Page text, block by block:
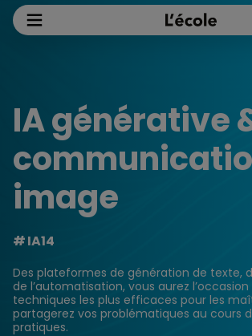
IA générative
image
IA14
Des plateformes de génération de texte,
de l’automatisation, vous aurez
techniques les plus efficaces pour les
partagerez vos problématiques au cours
pratiques.